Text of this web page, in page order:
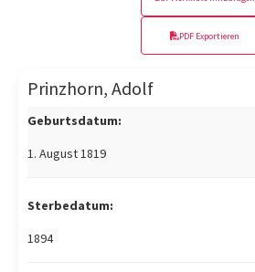
PDF Exportieren
Prinzhorn, Adolf
Geburtsdatum:
1. August 1819
Sterbedatum:
1894